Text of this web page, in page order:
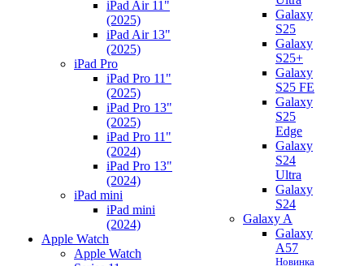
iPad Air 11"
(2025)
iPad Air 13"
(2025)
iPad Pro
iPad Pro 11"
(2025)
iPad Pro 13"
(2025)
iPad Pro 11"
(2024)
iPad Pro 13"
(2024)
iPad mini
iPad mini
(2024)
Apple Watch
Apple Watch
Galaxy
S25
Galaxy
S25+
Galaxy
S25 FE
Galaxy
S25
Edge
Galaxy
S24
Ultra
Galaxy
S24
Galaxy A
Galaxy
A57
Новинка